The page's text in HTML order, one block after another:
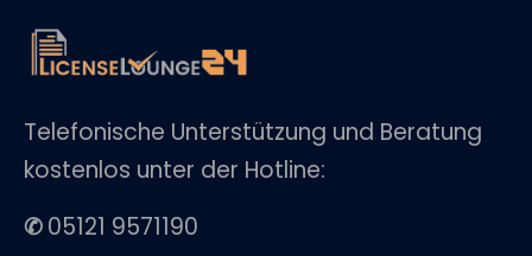
Telefonische Unterstützung und Beratung
kostenlos unter der Hotline:
✆05121 9571190